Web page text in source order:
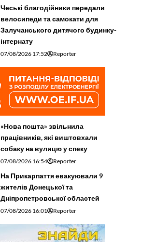
Чеські благодійники передали
велосипеди та самокати для
Залучанського дитячого будинку-
інтернату
07/08/2026 17:52 Reporter
«Нова пошта» звільнила
працівників, які виштовхали
собаку на вулицю у спеку
07/08/2026 16:54 Reporter
На Прикарпаття евакуювали 9
жителів Донецької та
Дніпропетровської областей
07/08/2026 16:01 Reporter